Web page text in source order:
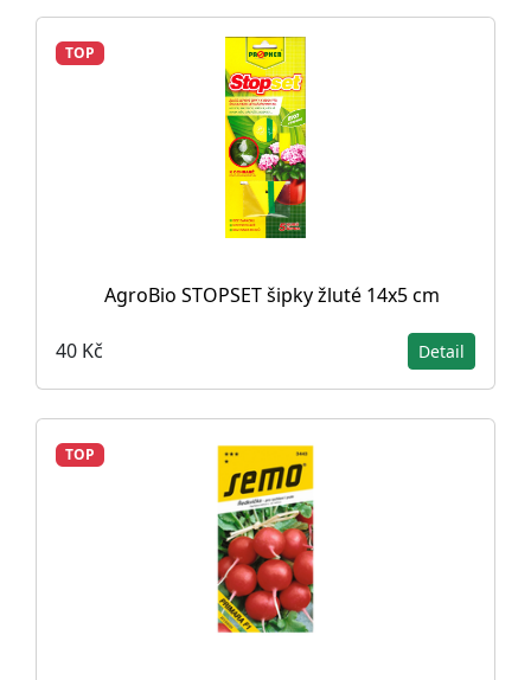
TOP
AgroBio STOPSET šipky žluté 14x5 cm
40 Kč Detail
TOP